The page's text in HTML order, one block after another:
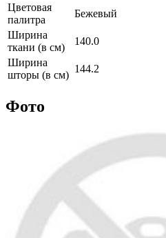
Цветовая
палитра
Бежевый
Ширина
ткани (в см)
140.0
Ширина
шторы (в см)
144.2
Фото